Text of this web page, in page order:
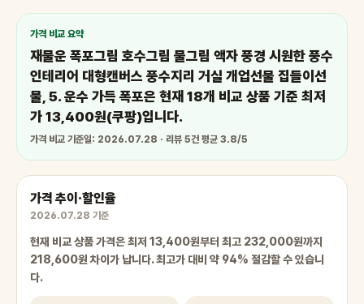
가격 비교 요약
재물운 폭포그림 호수그림 물그림 액자 풍경 시원한 풍수
인테리어 대형캔버스 풍수지리 거실 개업선물 집들이선
물, 5. 운수 가득 폭포은 현재 18개 비교 상품 기준 최저
가 13,400원(쿠팡)입니다.
가격 비교 기준일: 2026.07.28 · 리뷰 5건 평균 3.8/5
가격 추이·할인율
2026.07.28 기준
현재 비교 상품 가격은 최저 13,400원부터 최고 232,000원까지
218,600원 차이가 납니다. 최고가 대비 약 94% 절감할 수 있습니
다.